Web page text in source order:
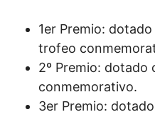
1er Premio:
trofeo
2º Premio: dotado
conmemorativo.
3er Premio: